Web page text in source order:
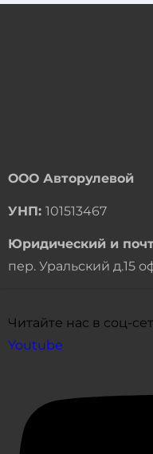
ООО Авторулевой
УНП: 101513467
Юридический и
пер. Уральский д.15
Читайте нас в соц-
Youtube